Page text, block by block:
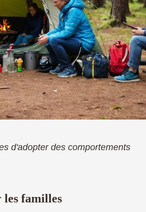
d'adopter des comportements
les familles